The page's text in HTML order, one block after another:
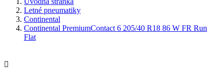
Letné pneumatiky
Continental
Continental PremiumContact 6 205/40 R18 86 W FR Run
Flat
